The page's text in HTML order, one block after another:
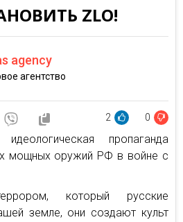
ZLO!
agency
агентство
2 0
пропаганда
мощных оружий РФ в войне с
который русские
земле, они создают культ